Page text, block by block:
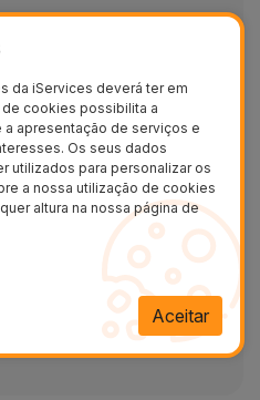
minutos iMac 24
na iServices tem
da iServices deverá ter em
cookies possibilita a
apresentação de serviços e
Os seus dados
utilizados para personalizar os
a nossa utilização de cookies
altura na nossa página de
Aceitar